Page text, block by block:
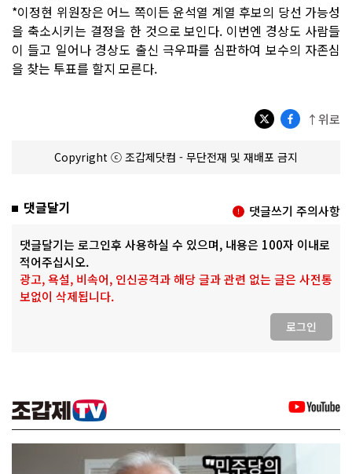
*이정현 위원장은 어느 쪽이든 윤석열 계열 후보의 당선 가능성
을 축소시키는 결정을 한 것으로 보인다. 이번엔 경상도 사람들
이 들고 일어나 경상도 출신 극우파를 심판하여 보수의 자존심
을 찾는 투표를 할지 모른다.
↑위로
Copyright ⓒ 조갑제닷컴 - 무단전재 및 재배포 금지
댓글달기 댓글쓰기 주의사항
댓글달기는 로그인후 사용하실 수 있으며, 내용은 100자 이내로
적어주십시오.
광고, 욕설, 비속어, 인신공격과 해당 글과 관련 없는 글은 사전통
보없이 삭제됩니다.
로그인